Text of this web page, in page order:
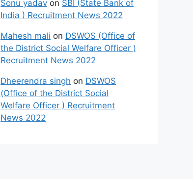
Sonu yadav on SBI (State Bank of
India ) Recruitment News 2022
Mahesh mali on DSWOS (Office of
the District Social Welfare Officer )
Recruitment News 2022
Dheerendra singh on DSWOS
(Office of the District Social
Welfare Officer ) Recruitment
News 2022